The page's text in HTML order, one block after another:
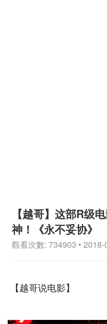
【越哥】这部R级
神！《永不妥协》
觀看次數: 734903 •
【越哥说电影】